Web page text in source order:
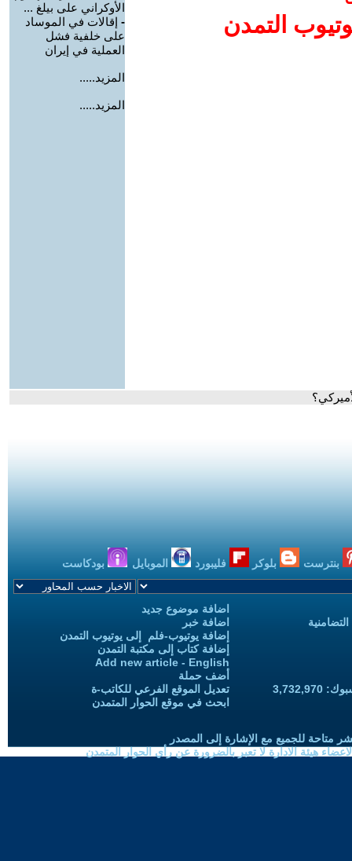
التمدن
الأوكراني على بيلغ ...
- إقالات في الموساد
على خلفية فشل
العملية في إيران
المزيد.....
المزيد.....
بنترست بلوكر فليبورد الموبايل بودكاست
اضافة موضوع جديد
اضافة خبر
إضافة يوتيوب-فلم إلى يوتيوب التمدن
إضافة كتاب إلى مكتبة التمدن
Add new article - English
أضف حملة
تعديل الموقع الفرعي للكاتب-ة
ابحث في موقع الحوار المتمدن
متاحة للجميع مع الإشارة إلى المصدر
هيئة الادارة لا تعبر بالضرورة عن رأي الحوار المتمدن